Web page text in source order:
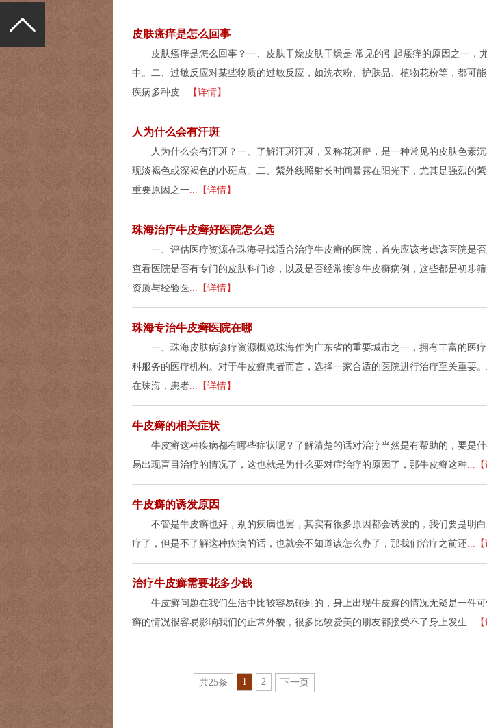
皮肤瘙痒是怎么回事
皮肤瘙痒是怎么回事？一、皮肤干燥皮肤干燥是 常见的引起瘙痒的原因之一，
中。二、过敏反应对某些物质的过敏反应，如洗衣粉、护肤品、植物花粉等，都可
疾病多种皮...【详情】
人为什么会有汗斑
人为什么会有汗斑？一、了解汗斑汗斑，又称花斑癣，是一种常见的皮肤色素
现淡褐色或深褐色的小斑点。二、紫外线照射长时间暴露在阳光下，尤其是强烈的
重要原因之一...【详情】
珠海治疗牛皮癣好医院怎么选
一、评估医疗资源在珠海寻找适合治疗牛皮癣的医院，首先应该考虑该医院是否
查看医院是否有专门的皮肤科门诊，以及是否经常接诊牛皮癣病例，这些都是初步
资质与经验医...【详情】
珠海专治牛皮癣医院在哪
一、珠海皮肤病诊疗资源概览珠海作为广东省的重要城市之一，拥有丰富的医
科服务的医疗机构。对于牛皮癣患者而言，选择一家合适的医院进行治疗至关重要
在珠海，患者...【详情】
牛皮癣的相关症状
牛皮癣这种疾病都有哪些症状呢？了解清楚的话对治疗当然是有帮助的，要是
易出现盲目治疗的情况了，这也就是为什么要对症治疗的原因了，那牛皮癣这种...【
牛皮癣的诱发原因
不管是牛皮癣也好，别的疾病也罢，其实有很多原因都会诱发的，我们要是明
疗了，但是不了解这种疾病的话，也就会不知道该怎么办了，那我们治疗之前还...【
治疗牛皮癣需要花多少钱
牛皮癣问题在我们生活中比较容易碰到的，身上出现牛皮癣的情况无疑是一件
癣的情况很容易影响我们的正常外貌，很多比较爱美的朋友都接受不了身上发生...【
共25条 1 2 下一页